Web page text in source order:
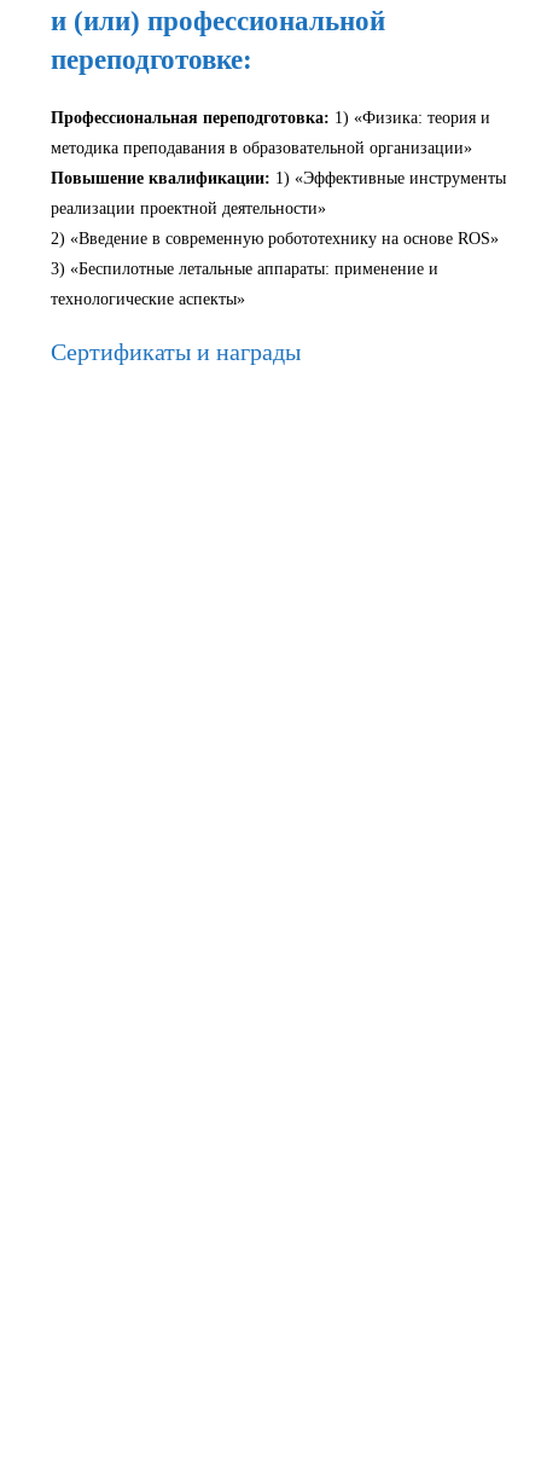
и (или) профессиональной
переподготовке:
Профессиональная переподготовка: 1) «Физика: теория и
методика преподавания в образовательной организации»
Повышение квалификации: 1) «Эффективные инструменты
реализации проектной деятельности»
2) «Введение в современную робототехнику на основе ROS»
3) «Беспилотные летальные аппараты: применение и
технологические аспекты»
Сертификаты и награды